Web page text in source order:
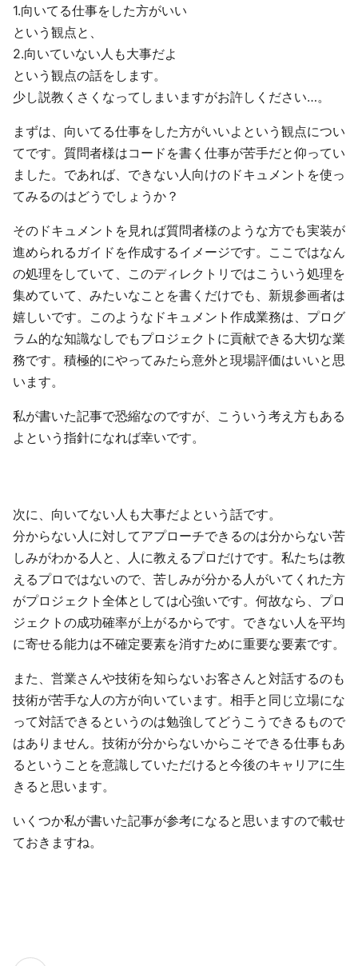
1.向いてる仕事をした方がいい
という観点と、
2.向いていない人も大事だよ
という観点の話をします。
少し説教くさくなってしまいますがお許しください…。
まずは、向いてる仕事をした方がいいよという観点につい
てです。質問者様はコードを書く仕事が苦手だと仰ってい
ました。であれば、できない人向けのドキュメントを使っ
てみるのはどうでしょうか？
そのドキュメントを見れば質問者様のような方でも実装が
進められるガイドを作成するイメージです。ここではなん
の処理をしていて、このディレクトリではこういう処理を
集めていて、みたいなことを書くだけでも、新規参画者は
嬉しいです。このようなドキュメント作成業務は、プログ
ラム的な知識なしでもプロジェクトに貢献できる大切な業
務です。積極的にやってみたら意外と現場評価はいいと思
います。
私が書いた記事で恐縮なのですが、こういう考え方もある
よという指針になれば幸いです。
次に、向いてない人も大事だよという話です。
分からない人に対してアプローチできるのは分からない苦
しみがわかる人と、人に教えるプロだけです。私たちは教
えるプロではないので、苦しみが分かる人がいてくれた方
がプロジェクト全体としては心強いです。何故なら、プロ
ジェクトの成功確率が上がるからです。できない人を平均
に寄せる能力は不確定要素を消すために重要な要素です。
また、営業さんや技術を知らないお客さんと対話するのも
技術が苦手な人の方が向いています。相手と同じ立場にな
って対話できるというのは勉強してどうこうできるもので
はありません。技術が分からないからこそできる仕事もあ
るということを意識していただけると今後のキャリアに生
きると思います。
いくつか私が書いた記事が参考になると思いますので載せ
ておきますね。